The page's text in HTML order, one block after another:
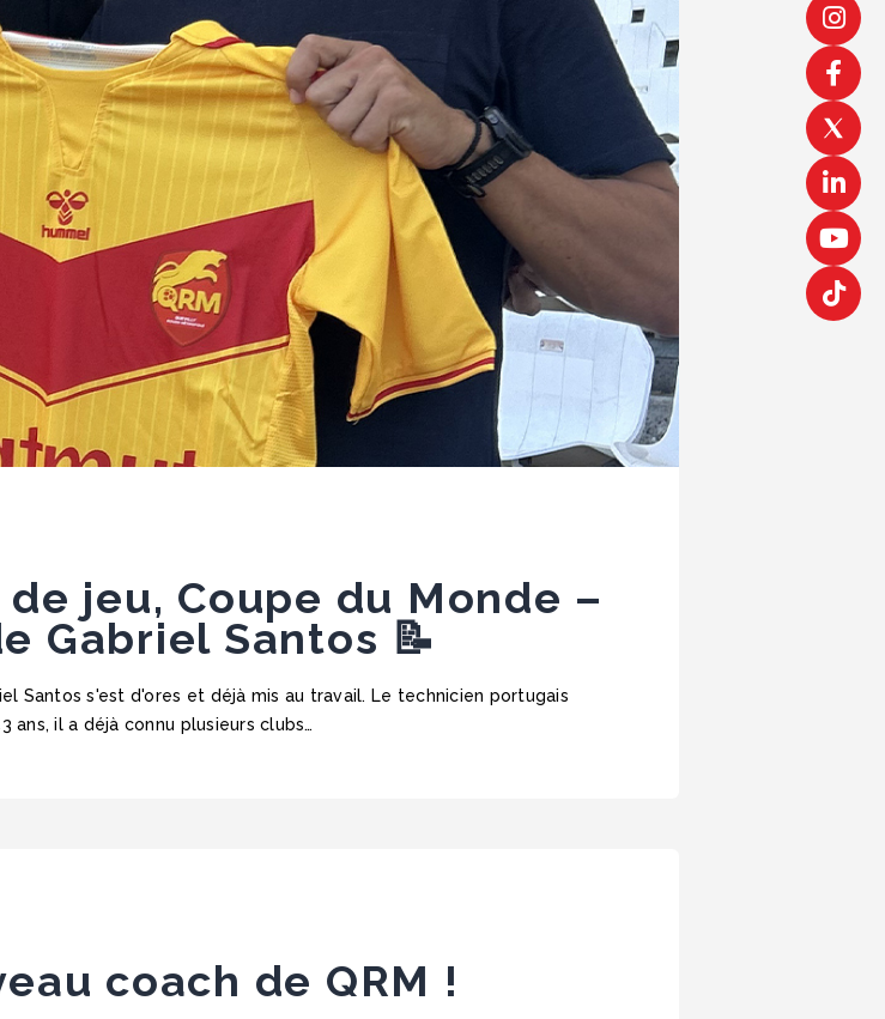
jeu, Coupe du Monde –
Gabriel Santos 📝
Santos s'est d'ores et déjà mis au travail. Le technicien portugais
ans, il a déjà connu plusieurs clubs…
coach de QRM !